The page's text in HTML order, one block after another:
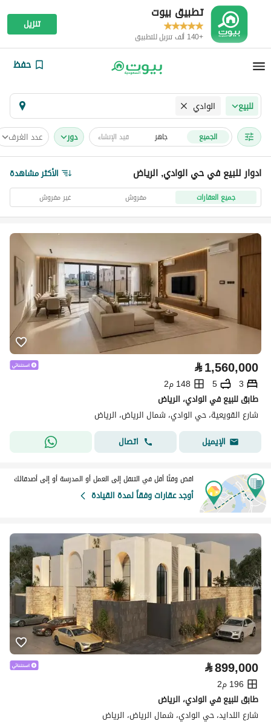
تطبيق بيوت
+140 ألف تنزيل للتطبيق
تنزيل
حفظ
للبيع الوادي
الجميع جاهز قيد الإنشاء دور عدد الغرف
ادوار للبيع في حي الوادي, الرياض الأكثر مشاهدة
جميع العقارات مفروش غير مفروش
⃁1,560,000
3
5
148 م2
طابق للبيع في الوادي، الرياض
شارع القويعية، حي الوادي، شمال الرياض، الرياض
الإيميل
اتصال
اقض وقتًا أقل في التنقل إلى العمل أو المدرسة أو إلى أصدقائك
أوجد عقارات وفقاً لمدة القيادة
⃁899,000
196 م2
طابق للبيع في الوادي، الرياض
شارع اللدايد، حي الوادي، شمال الرياض، الرياض